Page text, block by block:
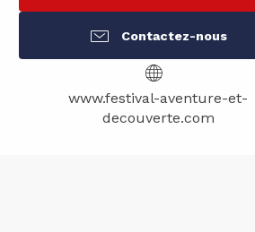
Contactez-nous
www.festival-aventure-et-
decouverte.com